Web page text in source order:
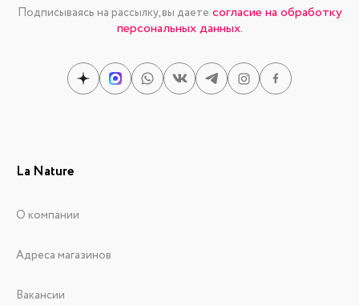
Подписываясь на рассылку, вы даете согласие на обработку
персональных данных.
La Nature
О компании
Адреса магазинов
Вакансии